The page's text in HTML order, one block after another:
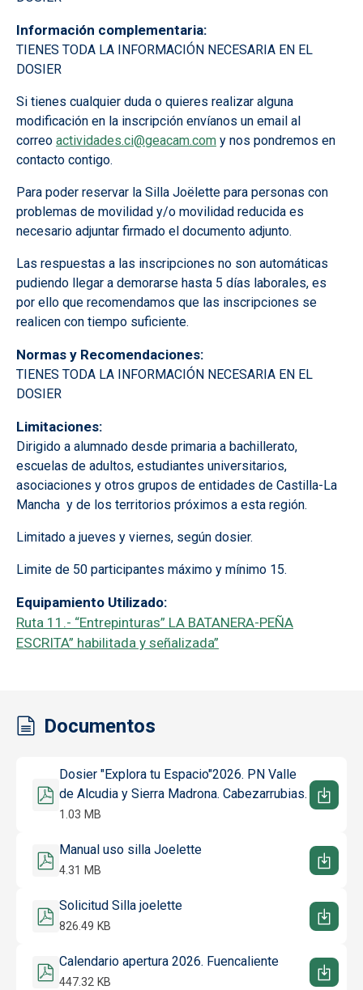
Información complementaria
TIENES TODA LA INFORMACIÓN NECESARIA EN EL
DOSIER
Si tienes cualquier duda o quieres realizar alguna
modificación en la inscripción envíanos un email al
correo actividades.ci@geacam.com y nos pondremos en
contacto contigo.
Para poder reservar la Silla Joëlette para personas con
problemas de movilidad y/o movilidad reducida es
necesario adjuntar firmado el documento adjunto.
Las respuestas a las inscripciones no son automáticas
pudiendo llegar a demorarse hasta 5 días laborales, es
por ello que recomendamos que las inscripciones se
realicen con tiempo suficiente.
Normas y Recomendaciones
TIENES TODA LA INFORMACIÓN NECESARIA EN EL
DOSIER
Limitaciones
Dirigido a alumnado desde primaria a bachillerato,
escuelas de adultos, estudiantes universitarios,
asociaciones y otros grupos de entidades de Castilla-La
Mancha y de los territorios próximos a esta región.
Limitado a jueves y viernes, según dosier.
Limite de 50 participantes máximo y mínimo 15.
Equipamiento Utilizado
Ruta 11.- “Entrepinturas” LA BATANERA-PEÑA
ESCRITA” habilitada y señalizada”
Documentos
Documento
Dosier "Explora tu Espacio"2026. PN Valle
de Alcudia y Sierra Madrona. Cabezarrubias.
1.03 MB
Documento
Manual uso silla Joelette
4.31 MB
Documento
Solicitud Silla joelette
826.49 KB
Documento
Calendario apertura 2026. Fuencaliente
447.32 KB